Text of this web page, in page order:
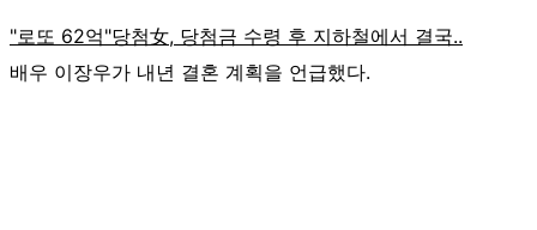
배우 이장우가 내년 결혼 계획을 언급했다.